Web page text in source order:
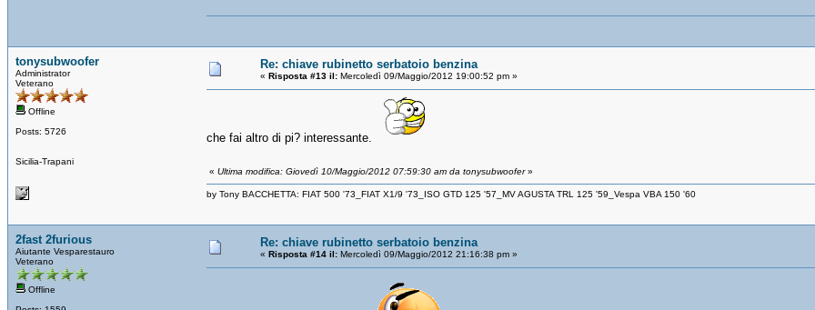
tonysubwoofer
Administrator
Veterano
Offline
Posts: 5726
Sicilia-Trapani
Re: chiave rubinetto serbatoio benzina
« Risposta #13 il: Mercoledì 09/Maggio/2012 19:00:52 pm »
che fai altro di pi? interessante.
« Ultima modifica: Giovedì 10/Maggio/2012 07:59:30 am da tonysubwoofer»
by Tony BACCHETTA: FIAT 500 '73_FIAT X1/9 '73_ISO GTD 125 '57_MV AGUSTA TRL 125 '59_Vespa VBA 150 '60
2fast 2furious
Aiutante Vesparestauro
Veterano
Offline
Re: chiave rubinetto serbatoio benzina
« Risposta #14 il: Mercoledì 09/Maggio/2012 21:16:38 pm »